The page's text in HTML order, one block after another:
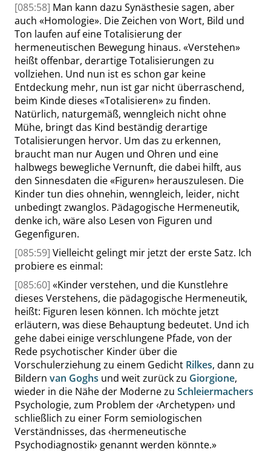
[085:58] Man kann dazu Synästhesie sagen, aber
auch «Homologie». Die Zeichen von Wort, Bild und
Ton laufen auf eine Totalisierung der
hermeneutischen Bewegung hinaus. «Verstehen»
heißt offenbar, derartige Totalisierungen zu
vollziehen. Und nun ist es schon gar keine
Entdeckung mehr, nun ist gar nicht überraschend,
beim Kinde dieses «Totalisieren»zu finden.
Natürlich, naturgemäß, wenngleich nicht ohne
Mühe, bringt das Kind beständig derartige
Totalisierungen hervor. Um das zu erkennen,
braucht man nur Augen und Ohren und eine
halbwegs bewegliche Vernunft, die dabei hilft, aus
den Sinnesdaten die«Figuren» herauszulesen. Die
Kinder tun dies ohnehin, wenngleich, leider, nicht
unbedingt zwanglos. Pädagogische Hermeneutik,
denke ich, wäre also Lesen von Figuren und
Gegenfiguren.
[085:59] Vielleicht gelingt mir jetzt der erste Satz. Ich
probiere es einmal:
[085:60] «Kinder verstehen, und die Kunstlehre
dieses Verstehens, die pädagogische Hermeneutik,
heißt: Figuren lesen können. Ich möchte jetzt
erläutern, was diese Behauptung bedeutet. Und ich
gehe dabei einige verschlungene Pfade, von der
Rede psychotischer Kinder über die
Vorschulerziehung zu einem Gedicht Rilkes, dann zu
Bildern van Goghs und weit zurück zu Giorgione,
wieder in die Nähe der Moderne zu Schleiermachers
Psychologie, zum Problem der‹Archetypen› und
schließlich zu einer Form semiologischen
Verständnisses, das ‹hermeneutische
Psychodiagnostik› genannt werden könnte.»